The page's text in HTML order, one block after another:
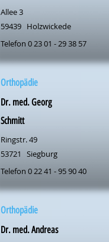
Allee 3
59439 Holzwickede
Telefon 0 23 01 - 29 38 57
Orthopädie
Dr. med. Georg
Schmitt
Ringstr. 49
53721
Siegburg
Telefon 0 22 41 - 95 90 40
Orthopädie
Dr. med. Andreas